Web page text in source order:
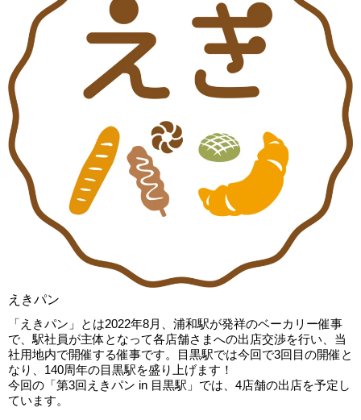
えきパン
「えきパン」とは2022年8月、浦和駅が発祥のベーカリー催事
で、駅社員が主体となって各店舗さまへの出店交渉を行い、当
社用地内で開催する催事です。目黒駅では今回で3回目の開催と
なり、140周年の目黒駅を盛り上げます！
今回の「第3回えきパン in 目黒駅」では、4店舗の出店を予定し
ています。